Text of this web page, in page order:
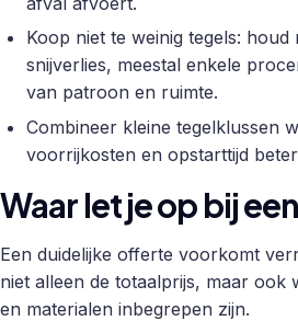
Koop niet te weinig tegels: houd
snijverlies, meestal enkele
van patroon en ruimte.
Combineer kleine tegelklussen
voorrijkosten en opstarttijd
Waar let je op bij
Een duidelijke offerte voorkomt
niet alleen de totaalprijs, maar ook
en materialen inbegrepen zijn.